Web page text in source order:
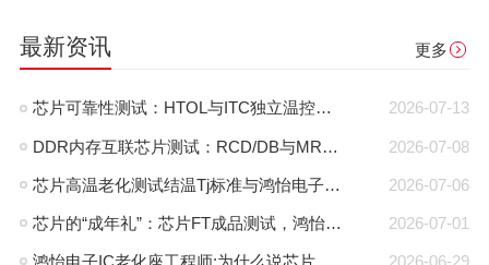
最新资讯 更多
2026-07-13
芯片可靠性测试：HTOL与ITC独立温控，鸿怡电子芯片老化座工程师带您了解两种完全不同的老化测试方式
2026-07-08
DDR内存互联芯片测试：RCD/DB与MRCD/MDB引脚参数及鸿怡电子芯片测试座工程应用
2026-07-06
芯片高温老化测试结温Tj标准与鸿怡电子芯片测试座控温方案
2026-07-01
芯片的“成年礼”：芯片FT成品测试，鸿怡电子芯片FT测试座守护每一颗芯片出厂即稳定